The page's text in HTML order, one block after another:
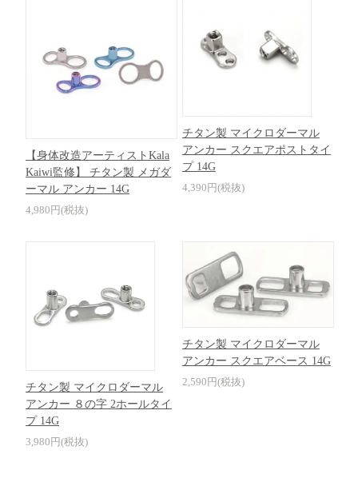
【身体改造アーティストKala
Kaiwi監修】 チタン製 メガダ
ーマル アンカー 14G
4,980円(税抜)
チタン製 マイクロダーマル
アンカー スクエアポストタイ
プ 14G
4,390円(税抜)
チタン製 マイクロダーマル
アンカー ８の字 2ホールタイ
プ 14G
3,980円(税抜)
チタン製 マイクロダーマル
アンカー スクエアベース 14G
2,590円(税抜)